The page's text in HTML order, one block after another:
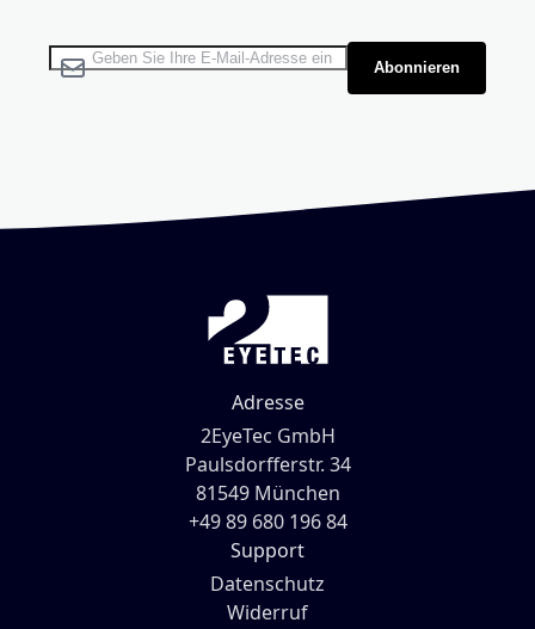
Melden Sie sich für unseren Newsletter an:
Abonnieren
Adresse
2EyeTec GmbH
Paulsdorfferstr. 34
81549 München
+49 89 680 196 84
Support
Datenschutz
Widerruf